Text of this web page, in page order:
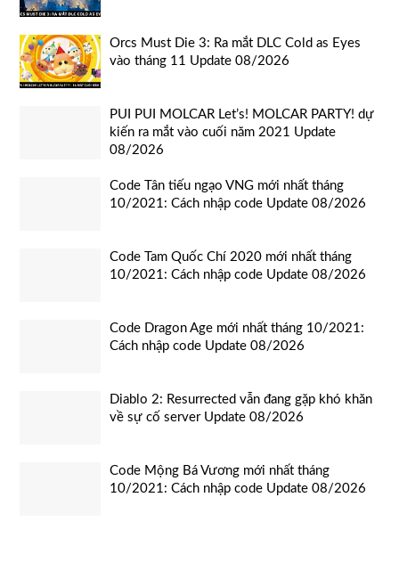
Orcs Must Die 3: Ra mắt DLC Cold as Eyes
vào tháng 11 Update 08/2026
PUI PUI MOLCAR Let’s! MOLCAR PARTY! dự
kiến ra mắt vào cuối năm 2021 Update
08/2026
Code Tân tiếu ngạo VNG mới nhất tháng
10/2021: Cách nhập code Update 08/2026
Code Tam Quốc Chí 2020 mới nhất tháng
10/2021: Cách nhập code Update 08/2026
Code Dragon Age mới nhất tháng 10/2021:
Cách nhập code Update 08/2026
Diablo 2: Resurrected vẫn đang gặp khó khăn
về sự cố server Update 08/2026
Code Mộng Bá Vương mới nhất tháng
10/2021: Cách nhập code Update 08/2026